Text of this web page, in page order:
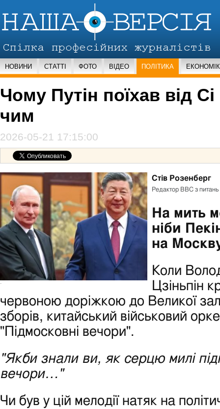
НОВИНИ СТАТТІ ФОТО ВІДЕО ПОЛІТИКА
Чому Путін поїхав від
чим
2026-05-21 17:15:00
-
Стів Розенберг
Role,
Редактор BBC з питань
Published
На мить
ніби
на
Коли
Цзіньпін
червоною доріжкою до Великої
зборів, китайський військовий
"Підмосковні вечори".
"Якби знали ви, як серцю милі
вечори…"
Чи був у цій мелодії натяк на